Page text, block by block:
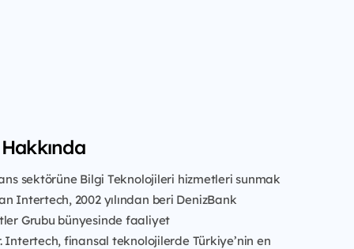
sektörüne Bilgi Teknolojileri hizmetleri sunmak
Intertech, 2002 yılından beri DenizBank
Grubu bünyesinde faaliyet
Intertech, finansal teknolojilerde Türkiye’nin en